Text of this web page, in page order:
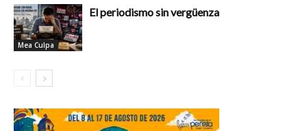
Mea Culpa
El periodismo sin vergüenza